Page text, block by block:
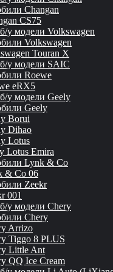
Changan
CS75
у модели Volkswagen
Volkswagen
Touran X
у модели SAIC
Roewe
eRX5
у модели Geely
Geely
Borui
Dihao
Lotus
Lotus Emira
Lynk & Co
& Co 06
Zeekr
001
у модели Chery
Chery
Arrizo
Tiggo 8 PLUS
Little Ant
QQ Ice Cream